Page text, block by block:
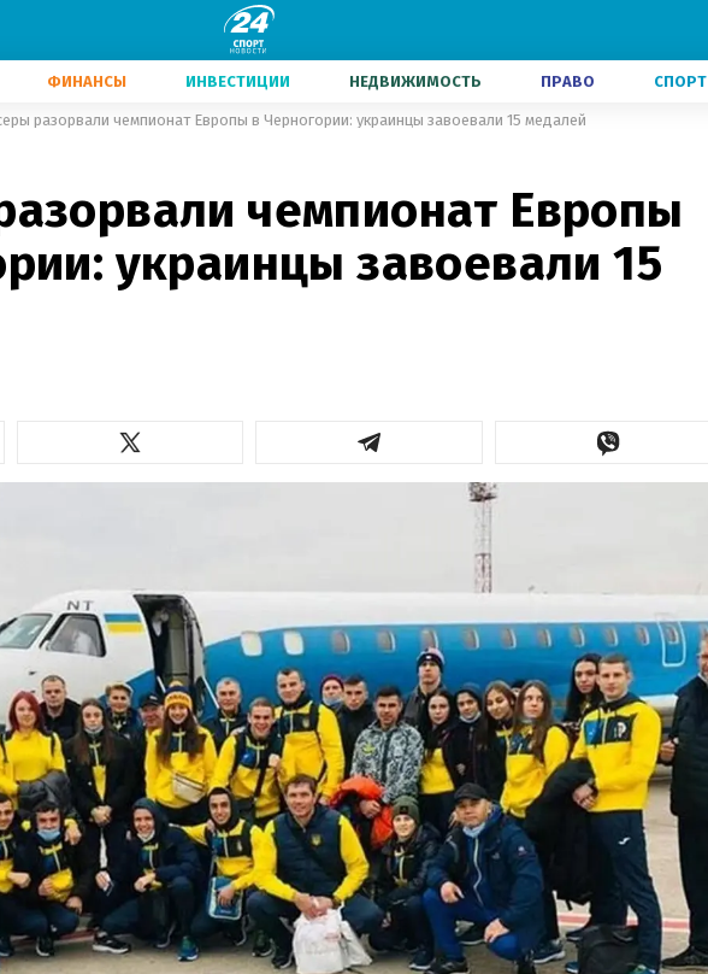
ФИНАНСЫ ИНВЕСТИЦИИ НЕДВИЖИМОСТЬ ПРАВО СПОРТ
разорвали чемпионат Европы в Черногории: украинцы завоевали 15 медалей
чемпионат Европы
украинцы завоевали 15